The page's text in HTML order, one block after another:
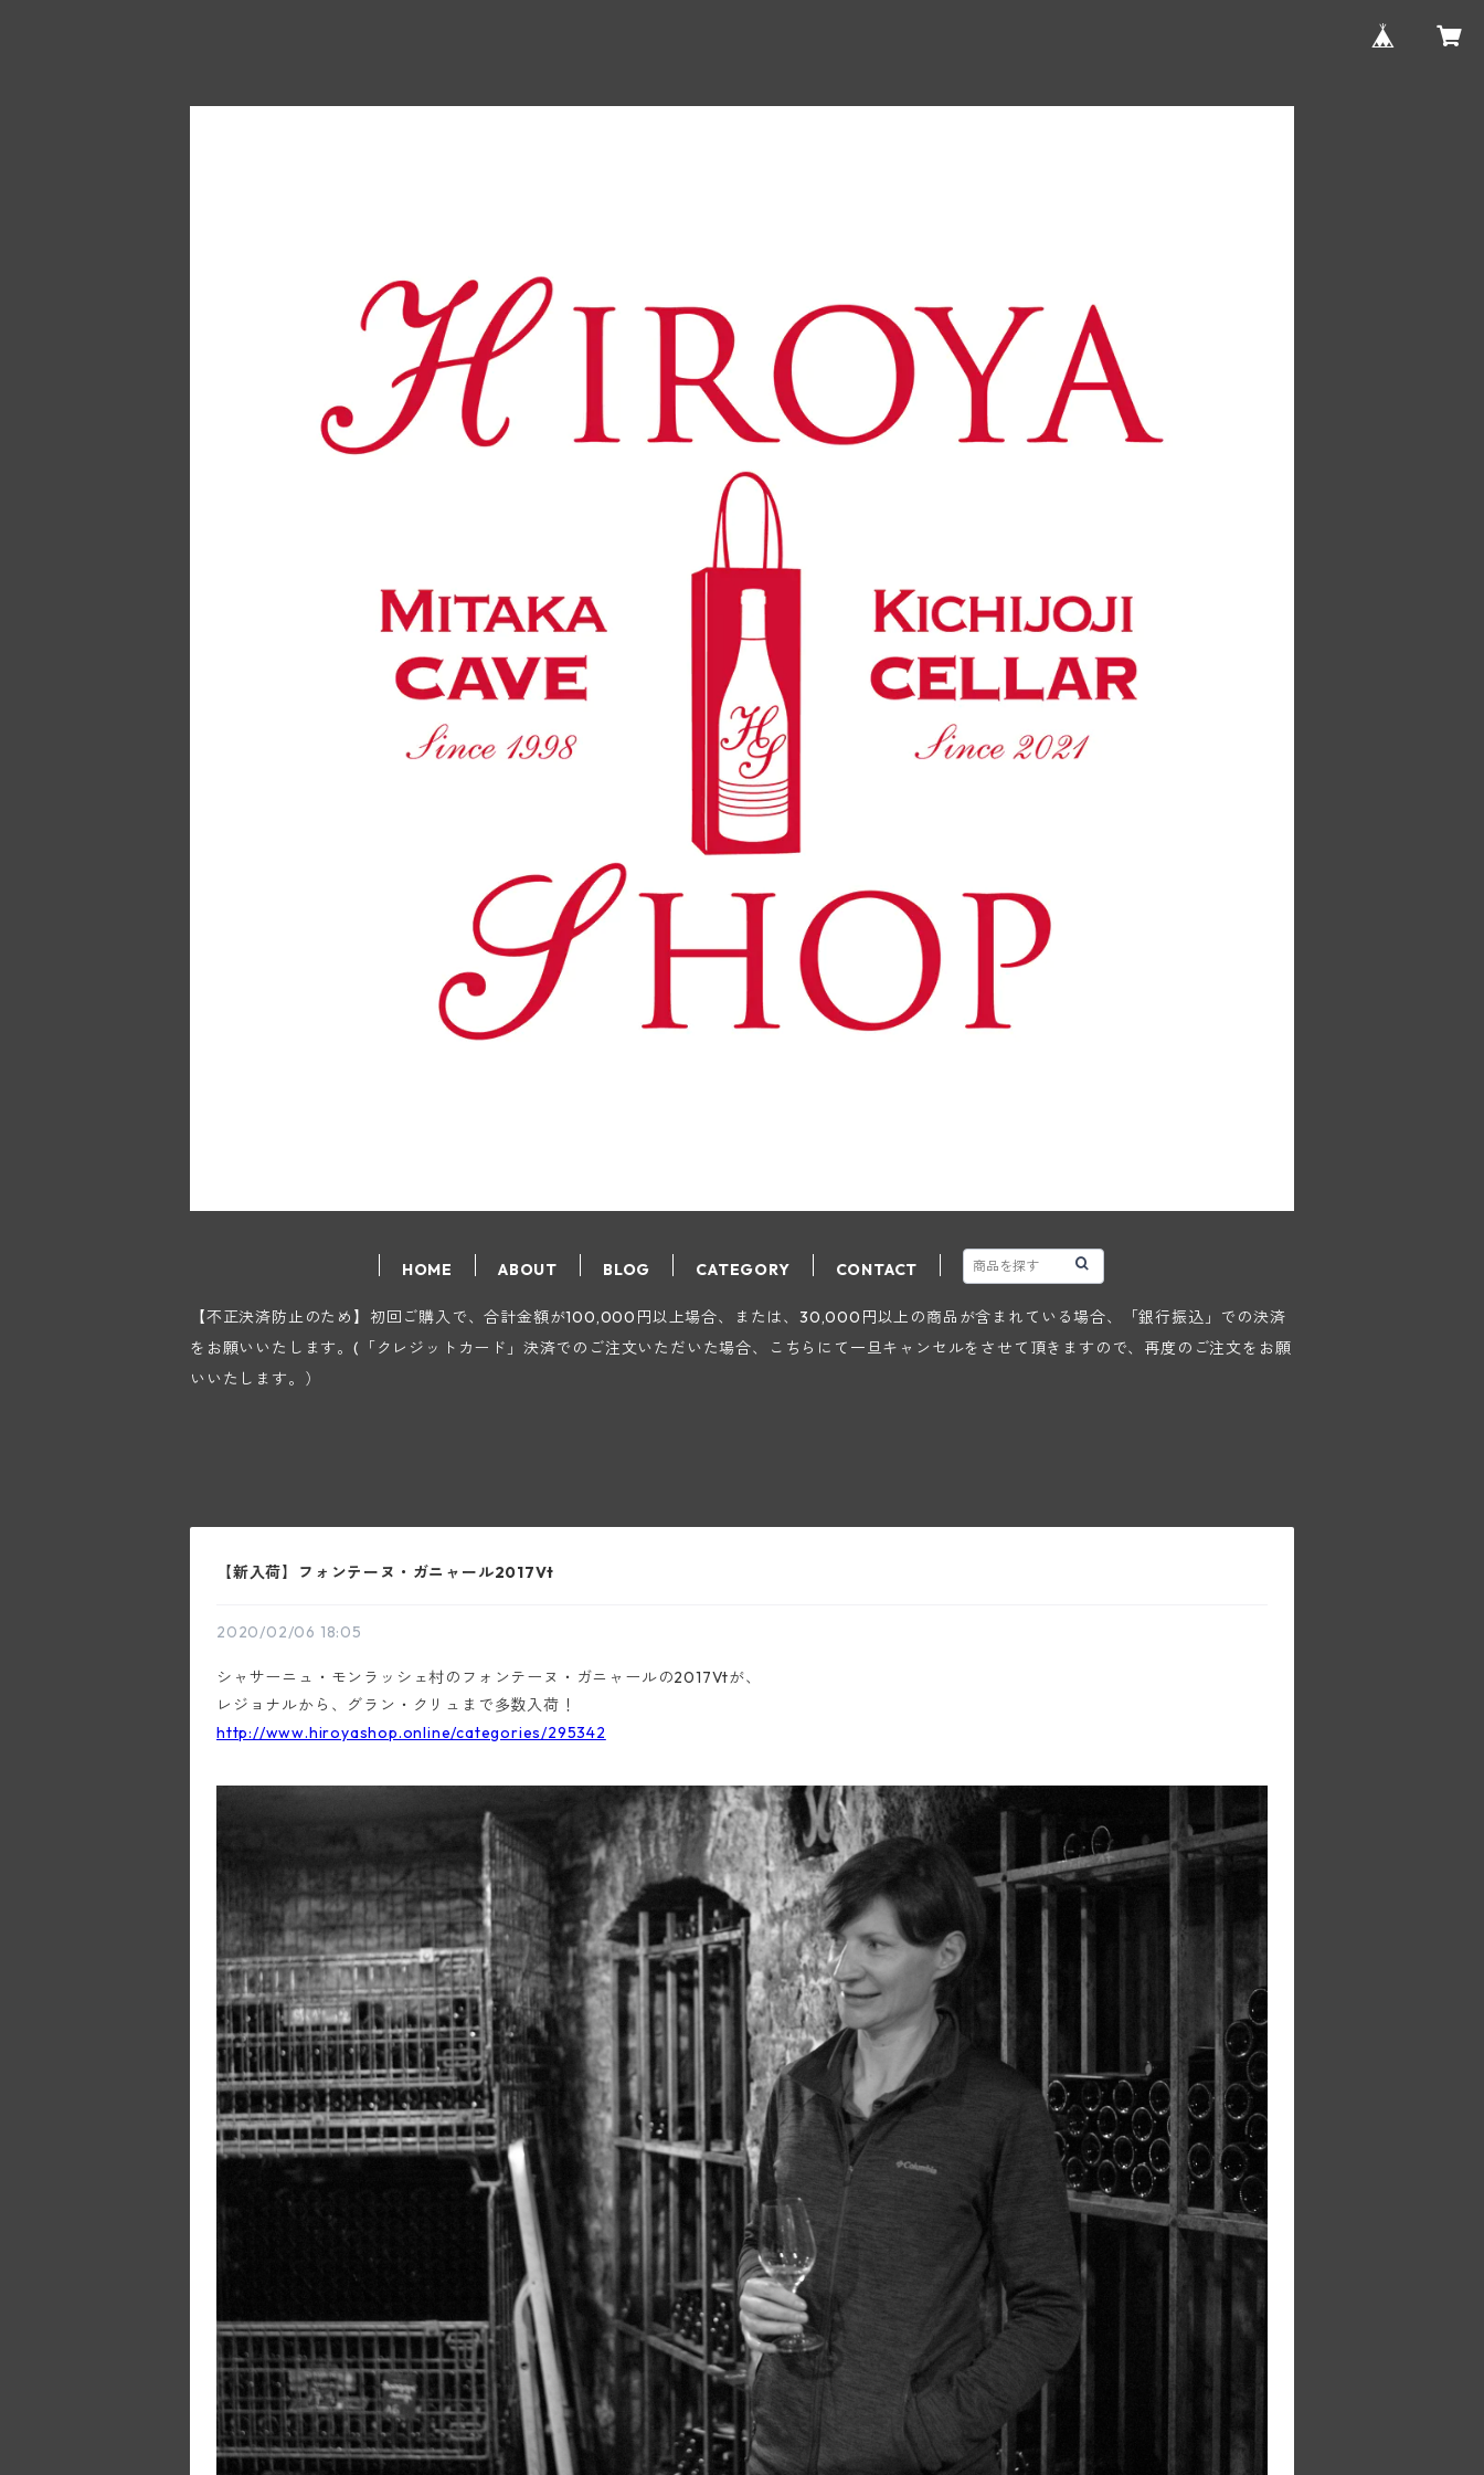
HOME ABOUT BLOG CATEGORY CONTACT
【不正決済防止のため】初回ご購入で、合計金額が100,000円以上場合、または、30,000円以上の商品が含まれている場合、「銀行振込」での決済
をお願いいたします。(「クレジットカード」決済でのご注文いただいた場合、こちらにて一旦キャンセルをさせて頂きますので、再度のご注文をお願
いいたします。）
【新入荷】フォンテーヌ・ガニャール2017Vt
2020/02/06 18:05
シャサーニュ・モンラッシェ村のフォンテーヌ・ガニャールの2017Vtが、
レジョナルから、グラン・クリュまで多数入荷！
http://www.hiroyashop.online/categories/295342